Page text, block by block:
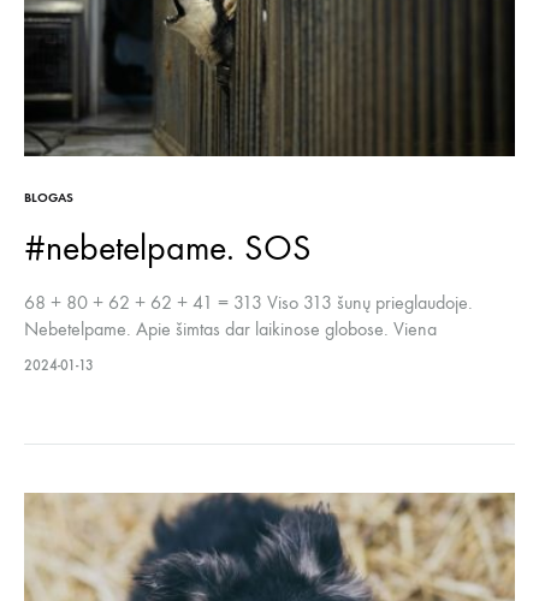
BLOGAS
#nebetelpame. SOS
68 + 80 + 62 + 62 + 41 = 313 Viso 313 šunų prieglaudoje.
Nebetelpame. Apie šimtas dar laikinose globose. Viena
darbuotoja per dieną turi prižiūrėti, išvesti, išvalyti, pamaitinti,
2024-01-13